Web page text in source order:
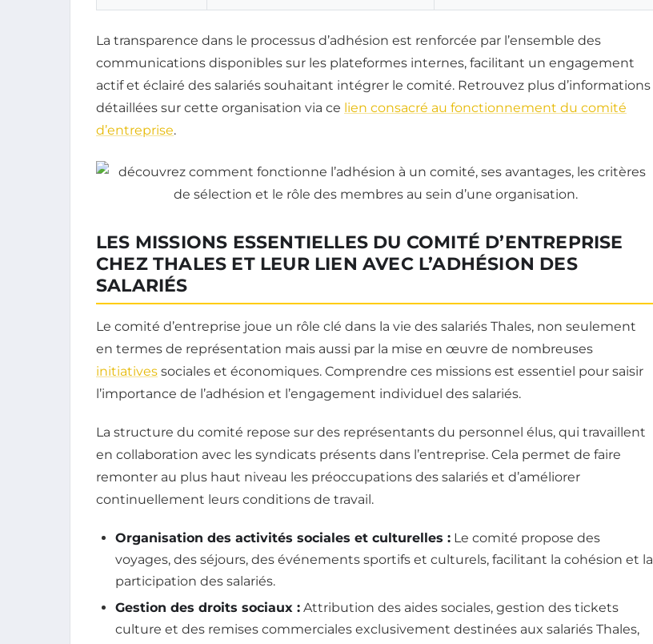
La transparence dans le processus d’adhésion est renforcée par l’ensemble des
communications disponibles sur les plateformes internes, facilitant un engagement
actif et éclairé des salariés souhaitant intégrer le comité. Retrouvez plus d’informations
détaillées sur cette organisation via ce lien consacré au fonctionnement du comité
d’entreprise.
LES MISSIONS ESSENTIELLES DU COMITÉ D’ENTREPRISE
CHEZ THALES ET LEUR LIEN AVEC L’ADHÉSION DES
SALARIÉS
Le comité d’entreprise joue un rôle clé dans la vie des salariés Thales, non seulement
en termes de représentation mais aussi par la mise en œuvre de nombreuses
initiatives sociales et économiques. Comprendre ces missions est essentiel pour saisir
l’importance de l’adhésion et l’engagement individuel des salariés.
La structure du comité repose sur des représentants du personnel élus, qui travaillent
en collaboration avec les syndicats présents dans l’entreprise. Cela permet de faire
remonter au plus haut niveau les préoccupations des salariés et d’améliorer
continuellement leurs conditions de travail.
Organisation des activités sociales et culturelles : Le comité propose des
voyages, des séjours, des événements sportifs et culturels, facilitant la cohésion et la
participation des salariés.
Gestion des droits sociaux : Attribution des aides sociales, gestion des tickets
culture et des remises commerciales exclusivement destinées aux salariés Thales,